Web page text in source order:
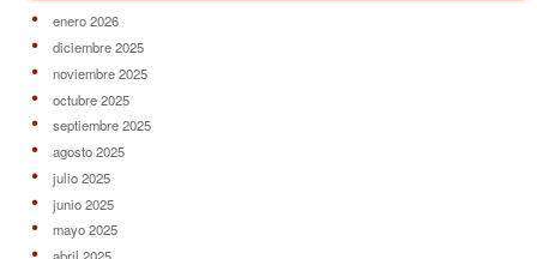
enero 2026
diciembre 2025
noviembre 2025
octubre 2025
septiembre 2025
agosto 2025
julio 2025
junio 2025
mayo 2025